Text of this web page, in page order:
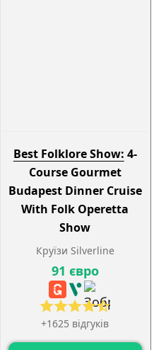
Best Folklore Show: 4-
Course Gourmet
Budapest Dinner Cruise
With Folk Operetta
Show
Круїзи Silverline
+1625 відгуків
91 євро